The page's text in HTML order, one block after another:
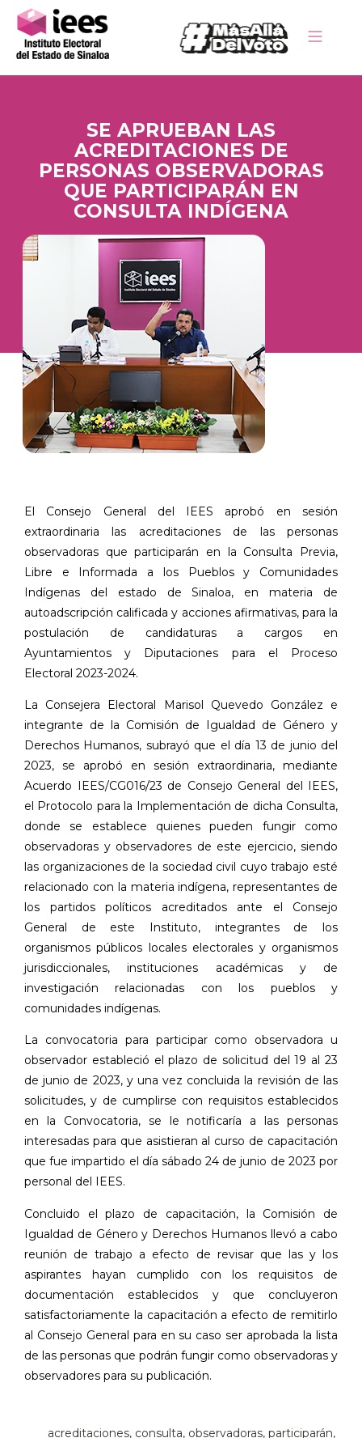
SE APRUEBAN LAS
ACREDITACIONES DE
PERSONAS OBSERVADORAS
QUE PARTICIPARÁN EN
CONSULTA INDÍGENA
El Consejo General del IEES aprobó en sesión
extraordinaria las acreditaciones de las personas
observadoras que participarán en la Consulta Previa,
Libre e Informada a los Pueblos y Comunidades
Indígenas del estado de Sinaloa, en materia de
autoadscripción calificada y acciones afirmativas, para la
postulación de candidaturas a cargos en
Ayuntamientos y Diputaciones para el Proceso
Electoral 2023-2024.
La Consejera Electoral Marisol Quevedo González e
integrante de la Comisión de Igualdad de Género y
Derechos Humanos, subrayó que el día 13 de junio del
2023, se aprobó en sesión extraordinaria, mediante
Acuerdo IEES/CG016/23 de Consejo General del IEES,
el Protocolo para la Implementación de dicha Consulta,
donde se establece quienes pueden fungir como
observadoras y observadores de este ejercicio, siendo
las organizaciones de la sociedad civil cuyo trabajo esté
relacionado con la materia indígena, representantes de
los partidos políticos acreditados ante el Consejo
General de este Instituto, integrantes de los
organismos públicos locales electorales y organismos
jurisdiccionales, instituciones académicas y de
investigación relacionadas con los pueblos y
comunidades indígenas.
La convocatoria para participar como observadora u
observador estableció el plazo de solicitud del 19 al 23
de junio de 2023, y una vez concluida la revisión de las
solicitudes, y de cumplirse con requisitos establecidos
en la Convocatoria, se le notificaría a las personas
interesadas para que asistieran al curso de capacitación
que fue impartido el día sábado 24 de junio de 2023 por
personal del IEES.
Concluido el plazo de capacitación, la Comisión de
Igualdad de Género y Derechos Humanos llevó a cabo
reunión de trabajo a efecto de revisar que las y los
aspirantes hayan cumplido con los requisitos de
documentación establecidos y que concluyeron
satisfactoriamente la capacitación a efecto de remitirlo
al Consejo General para en su caso ser aprobada la lista
de las personas que podrán fungir como observadoras y
observadores para su publicación.
acreditaciones, consulta, observadoras, participarán,